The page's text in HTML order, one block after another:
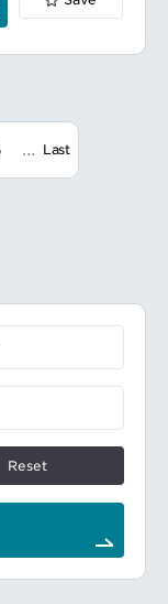
、Terraform
ZAP、
）Snyk、
… Last
Reset